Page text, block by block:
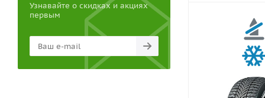
Узнавайте о скидках и акциях
первым